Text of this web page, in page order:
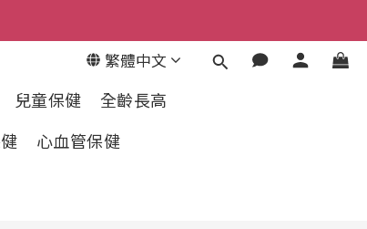
繁體中文
兒童保健
全齡長高
心血管保健